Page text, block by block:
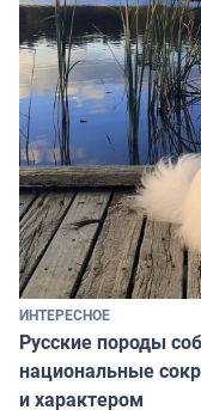
ИНТЕРЕСНОЕ
Русские породы
национальные
и характером